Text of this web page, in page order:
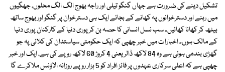
تشکیل دینے کی ضرورت ہے جہاں گنگو تیلی اور راجہ بھوج الگ الگ محلوں، جھگیوں
میں رہنے اور دسترخوانوں پہ کھانے کے بجائے ایک ہی دسترخوان پر گنگو اور بھوج ساتھ
بیٹھ کر کھانا کھائیں۔ سب نسل انسانی کا حصہ بن کر پوری دنیا کے کارکنان پوری دنیا
کے مالک ہوں۔ اخبارات میں خبر چھپی کہ ایک حکومتی سیاستدان کی کلائی پہ جو
گھڑی بندھی ہوئی ہے وہ 84 لاکھ ڈالر یعنی 4 کروڑ 60 لاکھ روپے کی ہے، ایک اور خبر
چھپی ہے کہ اعلی سرکاری عہدوں پر فائز افراد کو 5 ہزار روپے روزانہ الاؤنس ملاکرے گا